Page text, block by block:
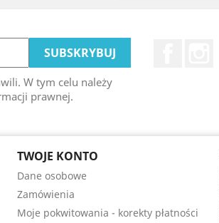
W tym celu należy
prawnej.
TWOJE KONTO
Dane osobowe
Zamówienia
Moje pokwitowania - korekty płatności